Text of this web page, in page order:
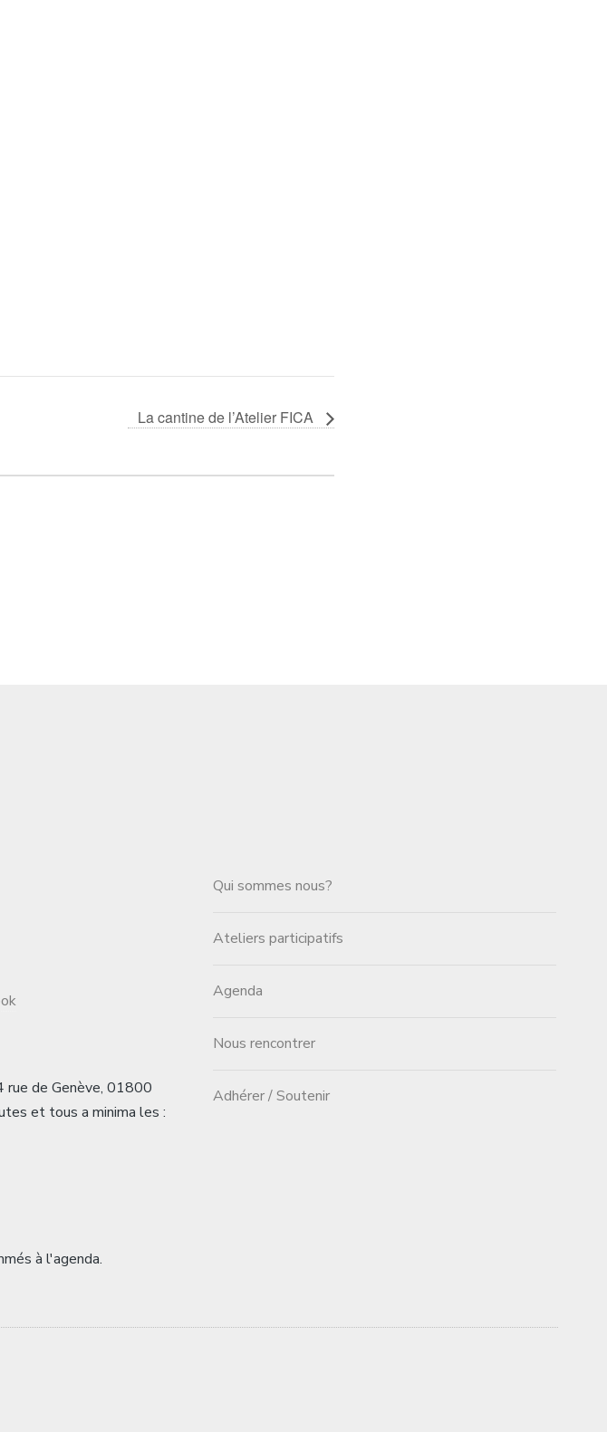
La cantine de l’Atelier FICA
rue de Genève, 01800
et tous a minima les :
à l'agenda.
Qui sommes nous?
Ateliers participatifs
Agenda
Nous rencontrer
Adhérer / Soutenir